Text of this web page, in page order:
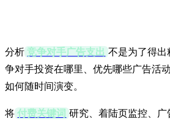
分析 竞争对手广告支出 不是为了得出
争对手投资在哪里、优先哪些广告活
如何随时间演变。
将 付费关键词 研究、着陆页监控、